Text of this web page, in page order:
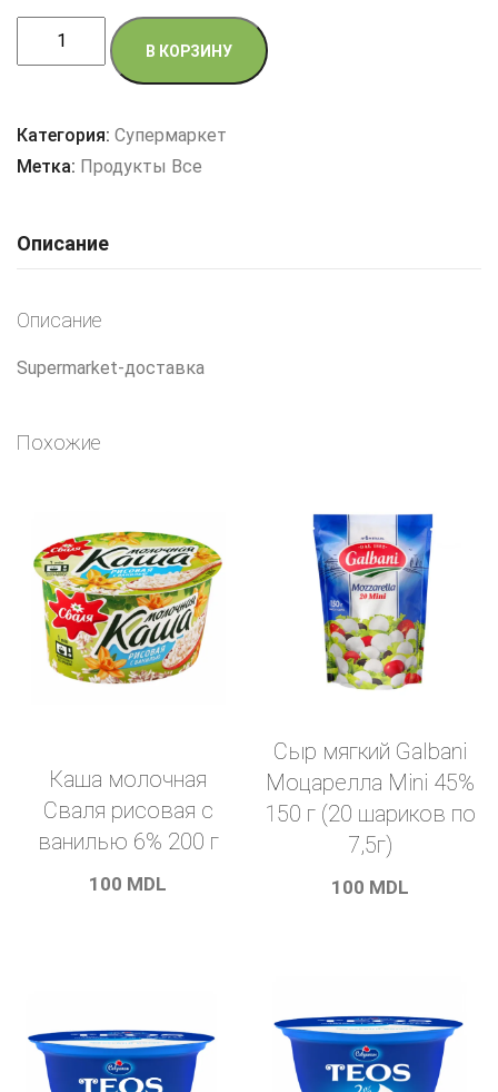
Количество
товара
медальон
филе
0.6
В КОРЗИНУ
Категория: Супермаркет
Метка: Продукты Все
Описание
Описание
Supermarket-доставка
Похожие
Каша молочная
Сваля рисовая с
ванилью 6% 200 г
100 MDL
Сыр мягкий Galbani
Моцарелла Mini 45%
150 г (20 шариков по
7,5г)
100 MDL